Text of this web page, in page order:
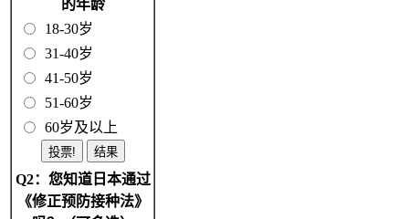
的年龄
18-30岁
31-40岁
41-50岁
51-60岁
60岁及以上
Q2：您知道日本通过
《修正预防接种法》